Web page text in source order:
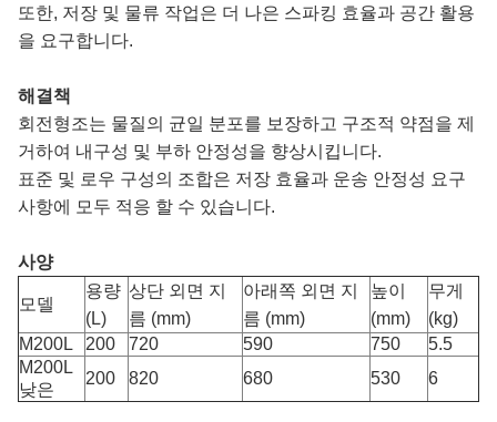
또한, 저장 및 물류 작업은 더 나은 스파킹 효율과 공간 활용
을 요구합니다.
해결책
회전형조는 물질의 균일 분포를 보장하고 구조적 약점을 제
거하여 내구성 및 부하 안정성을 향상시킵니다.
표준 및 로우 구성의 조합은 저장 효율과 운송 안정성 요구
사항에 모두 적응 할 수 있습니다.
사양
모델
용량
(L)
상단 외면 지
름 (mm)
아래쪽 외면 지
름 (mm)
높이
(mm)
무게
(kg)
M200L
200 720 590 750
5.5
M200L
낮은
200 820 680 530 6